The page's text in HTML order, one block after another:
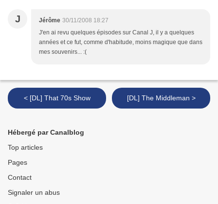
J Jérôme 30/11/2008 18:27
J'en ai revu quelques épisodes sur Canal J, il y a quelques
années et ce fut, comme d'habitude, moins magique que dans
mes souvenirs... :(
< [DL] That 70s Show [DL] The Middleman >
Hébergé par Canalblog
Top articles
Pages
Contact
Signaler un abus